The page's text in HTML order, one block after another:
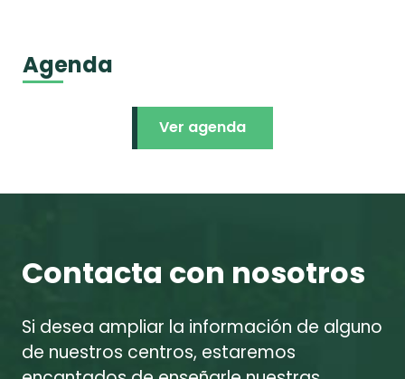
Agenda
Ver agenda
Contacta con nosotros
Si desea ampliar la información de alguno
de nuestros centros, estaremos